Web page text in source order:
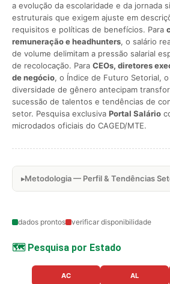
a evolução da escolaridade e da jornada
estruturais que exigem ajuste em
requisitos e políticas de benefícios. Para
remuneração e headhunters, o salário
de volume delimitam a pressão salarial
de recolocação. Para CEOs, diretores
de negócio, o Índice de Futuro Setorial,
diversidade de gênero antecipam
sucessão de talentos e tendências de
setor. Pesquisa exclusiva Portal Salário
microdados oficiais do CAGED/MTE.
Metodologia — Perfil & Tendências
dados prontos verificar disponibilidade
🗺️ Pesquisa por Estado
AC AL